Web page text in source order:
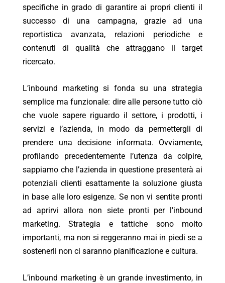
specifiche in grado di garantire ai propri clienti il
successo di una campagna, grazie ad una
reportistica avanzata, relazioni periodiche e
contenuti di qualità che attraggano il target
ricercato.
L’inbound marketing si fonda su una strategia
semplice ma funzionale: dire alle persone tutto ciò
che vuole sapere riguardo il settore, i prodotti, i
servizi e l’azienda, in modo da permettergli di
prendere una decisione informata. Ovviamente,
profilando precedentemente l’utenza da colpire,
sappiamo che l’azienda in questione presenterà ai
potenziali clienti esattamente la soluzione giusta
in base alle loro esigenze. Se non vi sentite pronti
ad aprirvi allora non siete pronti per l’inbound
marketing. Strategia e tattiche sono molto
importanti, ma non si reggeranno mai in piedi se a
sostenerli non ci saranno pianificazione e cultura.
L’inbound marketing è un grande investimento, in